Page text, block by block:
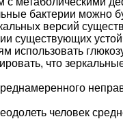
бактерии можно
версий
существующих
использовать
что
человек